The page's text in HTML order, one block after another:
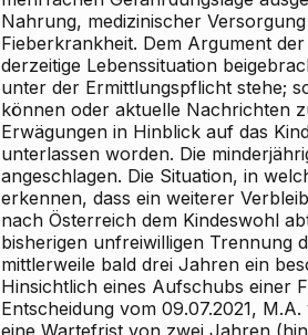
Nahrung, medizinischer
Fieberkrankheit. Dem Argument
derzeitige Lebenssituation
unter der Ermittlungspflicht stehe;
können oder aktuelle Nachrichten
Erwägungen in Hinblick auf das
unterlassen worden. Die
angeschlagen. Die Situation, in
erkennen, dass ein weiterer
nach Österreich dem Kindeswohl
bisherigen unfreiwilligen Trennung
mittlerweile bald drei Jahren ein
Hinsichtlich eines Aufschubs einer
Entscheidung vom 09.07.2021,
eine Wartefrist von zwei Jahren